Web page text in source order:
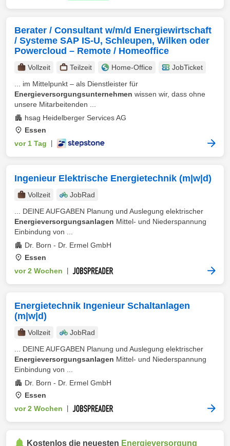
Berater / Consultant w/m/d Energiewirtschaft
/ Systeme SAP IS-U, Schleupen, Wilken oder
Powercloud – Remote / Homeoffice
Vollzeit Teilzeit Home-Office
JobTicket
... im Mittelpunkt – als Dienstleister für
Energieversorgungsunternehmen wissen wir, dass ohne
unsere Mitarbeitenden ...
hsag Heidelberger Services AG
Essen
vor 1 Tag
Ingenieur Elektrische Energietechnik (m|w|d)
Vollzeit
JobRad
... DEINE AUFGABEN Planung und Auslegung elektrischer
Energieversorgungsanlagen Mittel‑ und Niederspannung
Einbindung von ...
Dr. Born - Dr. Ermel GmbH
Essen
vor 2 Wochen
Energietechnik Ingenieur Schaltanlagen
(m|w|d)
Vollzeit
JobRad
... DEINE AUFGABEN Planung und Auslegung elektrischer
Energieversorgungsanlagen Mittel‑ und Niederspannung
Einbindung von ...
Dr. Born - Dr. Ermel GmbH
Essen
vor 2 Wochen
Kostenlos die neuesten Energieversorgung